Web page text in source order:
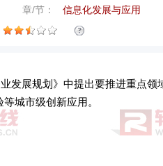
章/节：
信息化发展与应用
业发展规划》中提出要推进重点
城市级创新应用。